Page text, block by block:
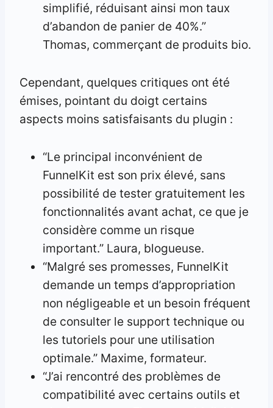
simplifié, réduisant ainsi mon taux
d’abandon de panier de 40%.”
Thomas, commerçant de produits bio.
Cependant, quelques critiques ont été
émises, pointant du doigt certains
aspects moins satisfaisants du plugin :
“Le principal inconvénient de
FunnelKit est son prix élevé, sans
possibilité de tester gratuitement les
fonctionnalités avant achat, ce que je
considère comme un risque
important.” Laura, blogueuse.
“Malgré ses promesses, FunnelKit
demande un temps d’appropriation
non négligeable et un besoin fréquent
de consulter le support technique ou
les tutoriels pour une utilisation
optimale.” Maxime, formateur.
“J’ai rencontré des problèmes de
compatibilité avec certains outils et